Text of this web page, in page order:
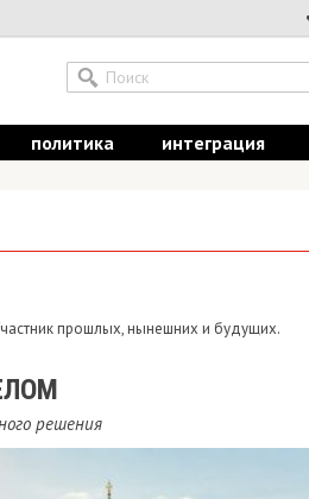
политика интеграция
прошлых, нынешних и будущих.
решения